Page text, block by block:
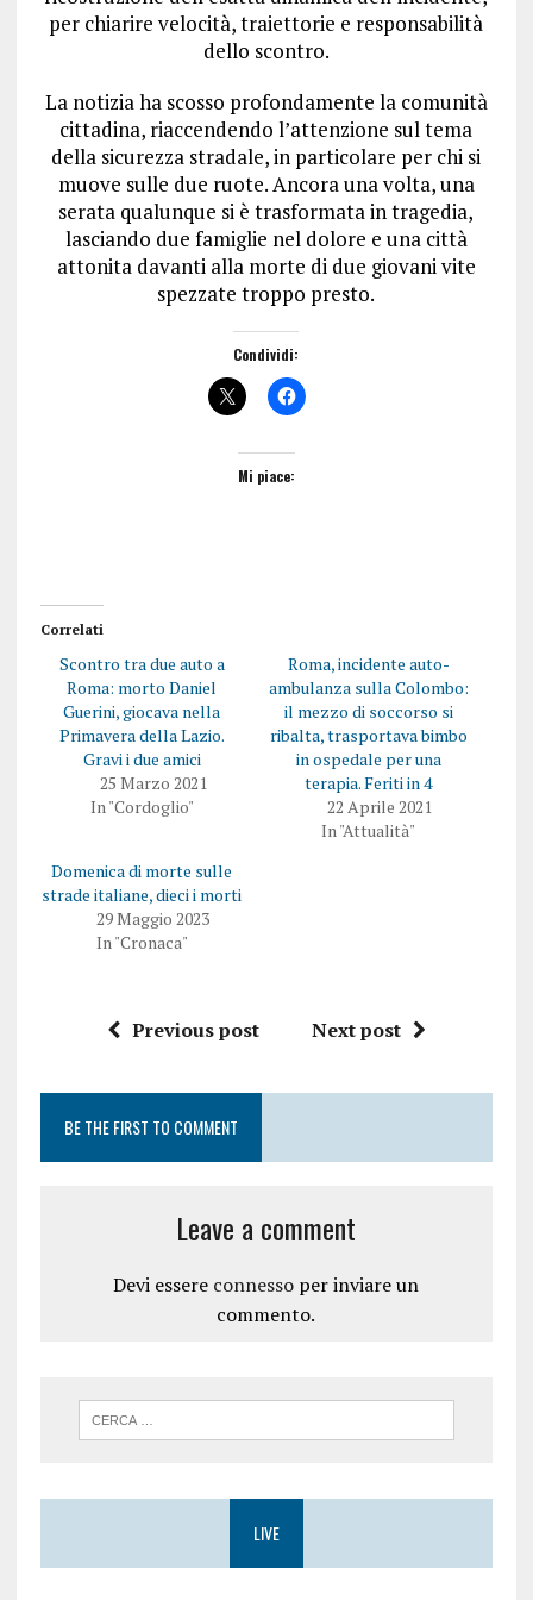
per chiarire velocità, traiettorie e responsabilità
dello scontro.
La notizia ha scosso profondamente la comunità
cittadina, riaccendendo l’attenzione sul tema
della sicurezza stradale, in particolare per chi si
muove sulle due ruote. Ancora una volta, una
serata qualunque si è trasformata in tragedia,
lasciando due famiglie nel dolore e una città
attonita davanti alla morte di due giovani vite
spezzate troppo presto.
Condividi:
Mi piace:
Correlati
Scontro tra due auto a
Roma: morto Daniel
Guerini, giocava nella
Primavera della Lazio.
Gravi i due amici
25 Marzo 2021
In "Cordoglio"
Roma, incidente auto-
ambulanza sulla Colombo:
il mezzo di soccorso si
ribalta, trasportava bimbo
in ospedale per una
terapia. Feriti in 4
22 Aprile 2021
In "Attualità"
Domenica di morte sulle
strade italiane, dieci i morti
29 Maggio 2023
In "Cronaca"
Previous post Next post
BE THE FIRST TO COMMENT
Leave a comment
Devi essere connesso per inviare un
commento.
LIVE